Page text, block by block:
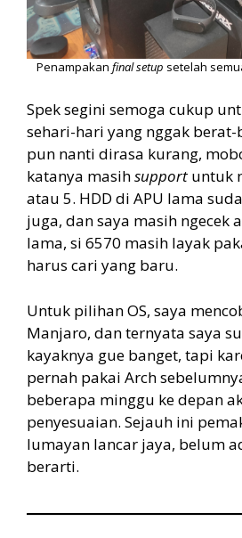
Penampakan final setup setelah
Spek segini semoga cukup
sehari-hari yang nggak
pun nanti dirasa kurang,
katanya masihsupport untuk
atau 5. HDD di APU lama
juga, dan saya masih ngecek
lama, si 6570 masih layak
harus cari yang baru.
Untuk pilihan OS, saya
Manjaro, dan ternyata saya
kayaknya gue banget, tapi
pernah pakai Arch
beberapa minggu ke depan
penyesuaian. Sejauh ini
lumayan lancar jaya, belum
berarti.